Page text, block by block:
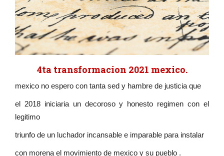
4ta transformacion 2021 mexico.
mexico no espero con tanta sed y hambre de justicia que
el 2018 iniciaria un decoroso y honesto regimen con el
legitimo
triunfo de un luchador incansable e imparable para instalar
con morena el movimiento de mexico y su pueblo .